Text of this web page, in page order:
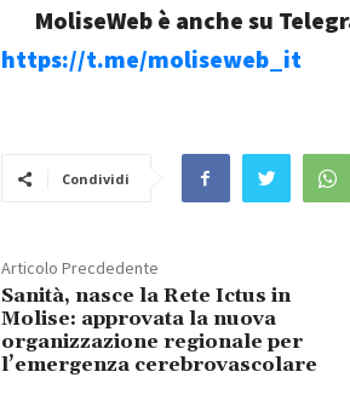
MoliseWeb è anche su
https://t.me/moliseweb_it
Condividi
Articolo Precdedente
Sanità, nasce la Rete Ictus in
Molise: approvata la nuova
organizzazione regionale per
l’emergenza cerebrovascolare